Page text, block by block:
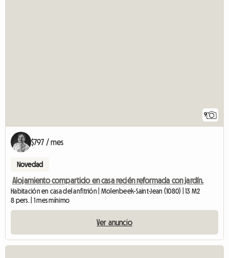
9
$797 / mes
Novedad
Alojamiento compartido en casa recién reformada con jardín.
Habitación en casa del anfitrión | Molenbeek-Saint-Jean (1080) | 13 M2
8 pers. | 1 mes mínimo
Ver anuncio